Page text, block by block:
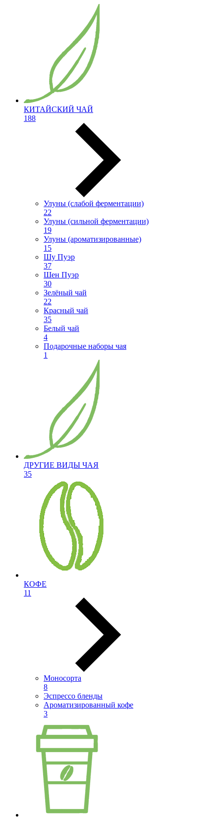
КИТАЙСКИЙ ЧАЙ
188
Улуны (слабой ферментации)
22
Улуны (сильной ферментации)
19
Улуны (ароматизированные)
15
Шу Пуэр
37
Шен Пуэр
30
Зелёный чай
22
Красный чай
35
Белый чай
4
Подарочные наборы чая
1
ДРУГИЕ ВИДЫ ЧАЯ
35
КОФЕ
11
Моносорта
8
Эспрессо бленды
Ароматизированный кофе
3